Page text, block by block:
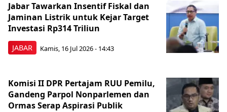
JABAR
Jabar Tawarkan Insentif Fiskal dan
Jaminan Listrik untuk Kejar Target
Investasi Rp314 Triliun
Kamis, 16 Jul 2026 - 14:43
Komisi II DPR Pertajam RUU Pemilu,
Gandeng Parpol Nonparlemen dan
Ormas Serap Aspirasi Publik